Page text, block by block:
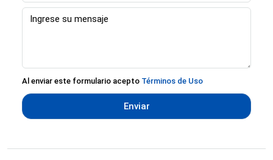
Al enviar este formulario acepto Términos de Uso
Enviar